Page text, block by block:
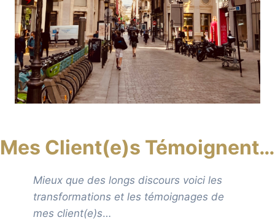
Mes Client(e)s Témoignent…
Mieux que des longs discours voici les
transformations et les témoignages de
mes client(e)s…